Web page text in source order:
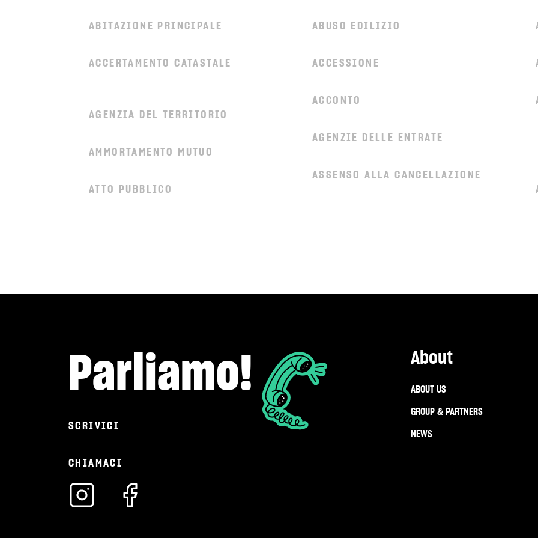
ABITAZIONE PRINCIPALE ABUSO EDILIZIO
ACCERTAMENTO CATASTALE ACCESSIONE
ACCONTO
AGENZIA DEL TERRITORIO
AGENZIE DELLE ENTRATE
AMMORTAMENTO MUTUO
ASSENSO ALLA CANCELLAZIONE
ATTO PUBBLICO
Parliamo!
SCRIVICI
CHIAMACI
About
ABOUT US
GROUP & PARTNERS
NEWS